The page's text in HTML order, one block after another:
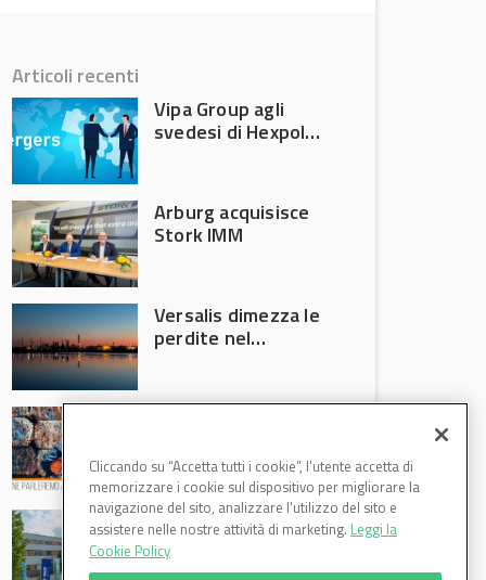
Articoli recenti
Vipa Group agli
svedesi di Hexpol
Arburg acquisisce
Stork IMM
Versalis dimezza le
perdite nel
chiedono
intervento del
Governo
Basf Italia cresce
nel primo semestre
2026: fatturato a
Cliccando su “Accetta tutti i cookie”, l'utente accetta di
memorizzare i cookie sul dispositivo per migliorare la
navigazione del sito, analizzare l'utilizzo del sito e
assistere nelle nostre attività di marketing. Leggi la
Cookie Policy